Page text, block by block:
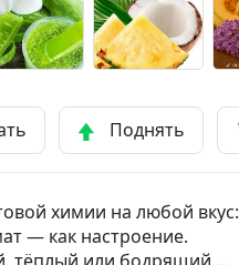
Поднять
химии на любой вкус:
— как настроение.